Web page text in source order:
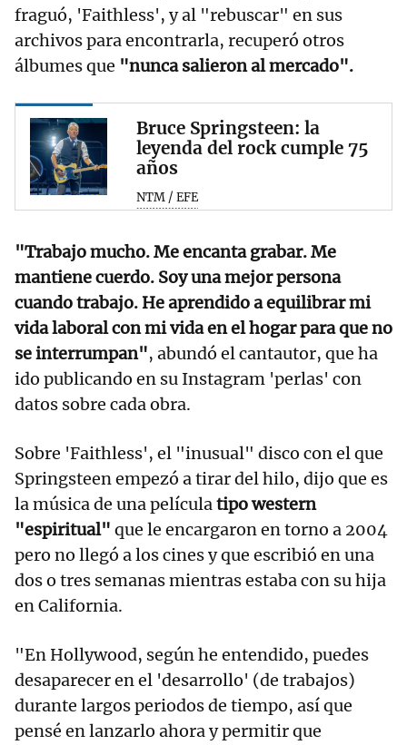
fraguó, 'Faithless', y al "rebuscar" en sus
archivos para encontrarla, recuperó otros
álbumes que "nunca salieron al mercado".
Bruce Springsteen: la
leyenda del rock cumple 75
años
NTM / EFE
"Trabajo mucho. Me encanta grabar. Me
mantiene cuerdo. Soy una mejor persona
cuando trabajo. He aprendido a equilibrar mi
vida laboral con mi vida en el hogar para que no
se interrumpan", abundó el cantautor, que ha
ido publicando en su Instagram 'perlas' con
datos sobre cada obra.
Sobre 'Faithless', el "inusual" disco con el que
Springsteen empezó a tirar del hilo, dijo que es
la música de una películatipo western
"espiritual" que le encargaron en torno a 2004
pero no llegó a los cines y que escribió en una
dos o tres semanas mientras estaba con su hija
en California.
"En Hollywood, según he entendido, puedes
desaparecer en el 'desarrollo' (de trabajos)
durante largos periodos de tiempo, así que
pensé en lanzarlo ahora y permitir que